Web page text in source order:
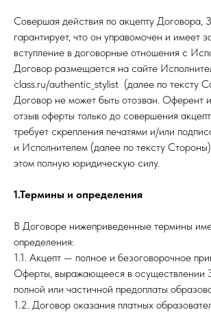
Совершая действия по акцепту Договора,
гарантирует, что он управомочен и имеет
вступление в договорные отношения с
Договор размещается на сайте
class.ru/authentic_stylist (далее по тексту
Договор не может быть отозван. Оферент
отзыв оферты только до совершения
требует скрепления печатями и/или
и Исполнителем (далее по тексту
этом полную юридическую силу.
1.Термины и определения
В Договоре нижеприведенные термины
определения:
1.1. Акцепт — полное и безоговорочное
Оферты, выражающееся в осуществлении
полной или частичной предоплаты
1.2. Договор оказания платных